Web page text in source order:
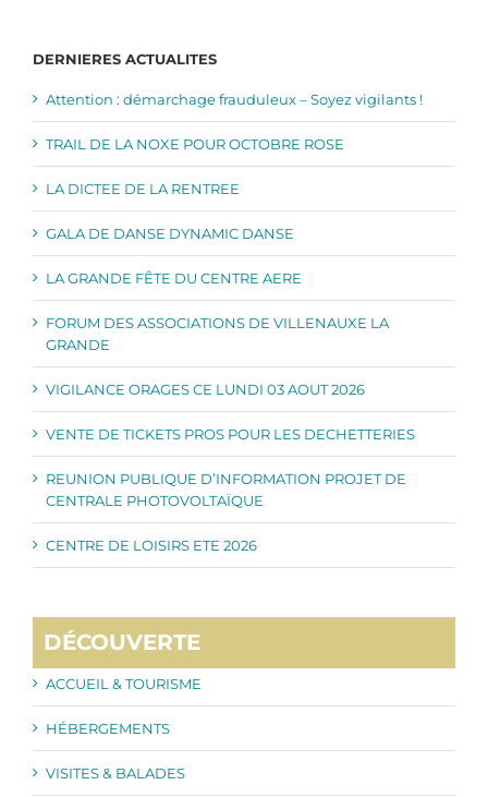
DERNIERES ACTUALITES
Attention : démarchage frauduleux – Soyez vigilants !
TRAIL DE LA NOXE POUR OCTOBRE ROSE
LA DICTEE DE LA RENTREE
GALA DE DANSE DYNAMIC DANSE
LA GRANDE FÊTE DU CENTRE AERE
FORUM DES ASSOCIATIONS DE VILLENAUXE LA
GRANDE
VIGILANCE ORAGES CE LUNDI 03 AOUT 2026
VENTE DE TICKETS PROS POUR LES DECHETTERIES
REUNION PUBLIQUE D’INFORMATION PROJET DE
CENTRALE PHOTOVOLTAÏQUE
CENTRE DE LOISIRS ETE 2026
DÉCOUVERTE
ACCUEIL & TOURISME
HÉBERGEMENTS
VISITES & BALADES